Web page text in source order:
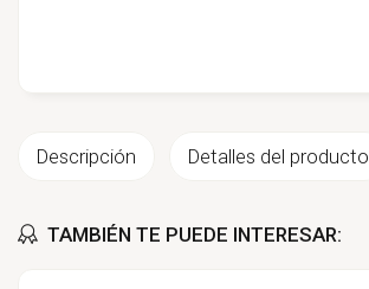
Descripción Detalles del producto
TAMBIÉN TE PUEDE INTERESAR: